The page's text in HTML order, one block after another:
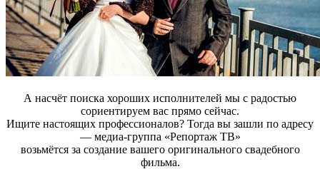
А насчёт поиска хороших исполнителей мы с радостью
сориентируем вас прямо сейчас.
Ищите настоящих профессионалов? Тогда вы зашли по адресу
— медиа-группа «Репортаж ТВ»
возьмётся за создание вашего оригинального свадебного
фильма.